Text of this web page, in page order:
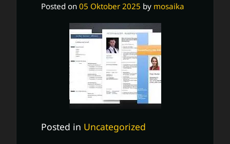
Posted on 05 Oktober 2025 by mosaika
Posted in Uncategorized